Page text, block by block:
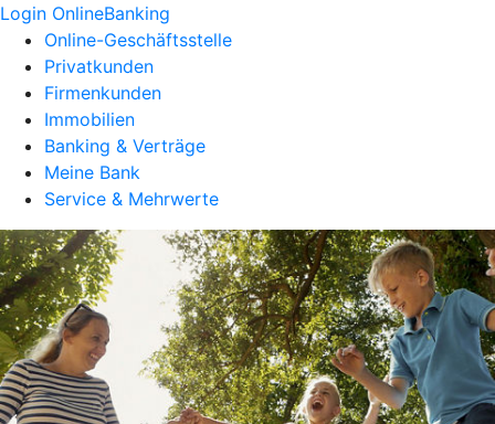
Login OnlineBanking
Online-Geschäftsstelle
Privatkunden
Firmenkunden
Immobilien
Banking & Verträge
Meine Bank
Service & Mehrwerte